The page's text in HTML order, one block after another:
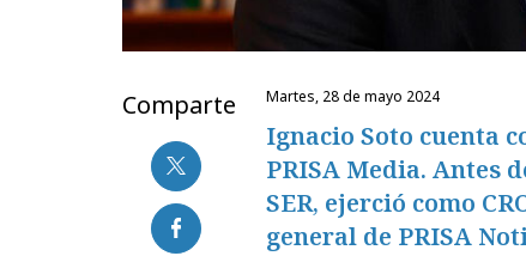
Comparte martes, 28 de mayo 2024
Ignacio Soto cuenta
PRISA Media. Antes
SER, ejerció como
general de PRISA